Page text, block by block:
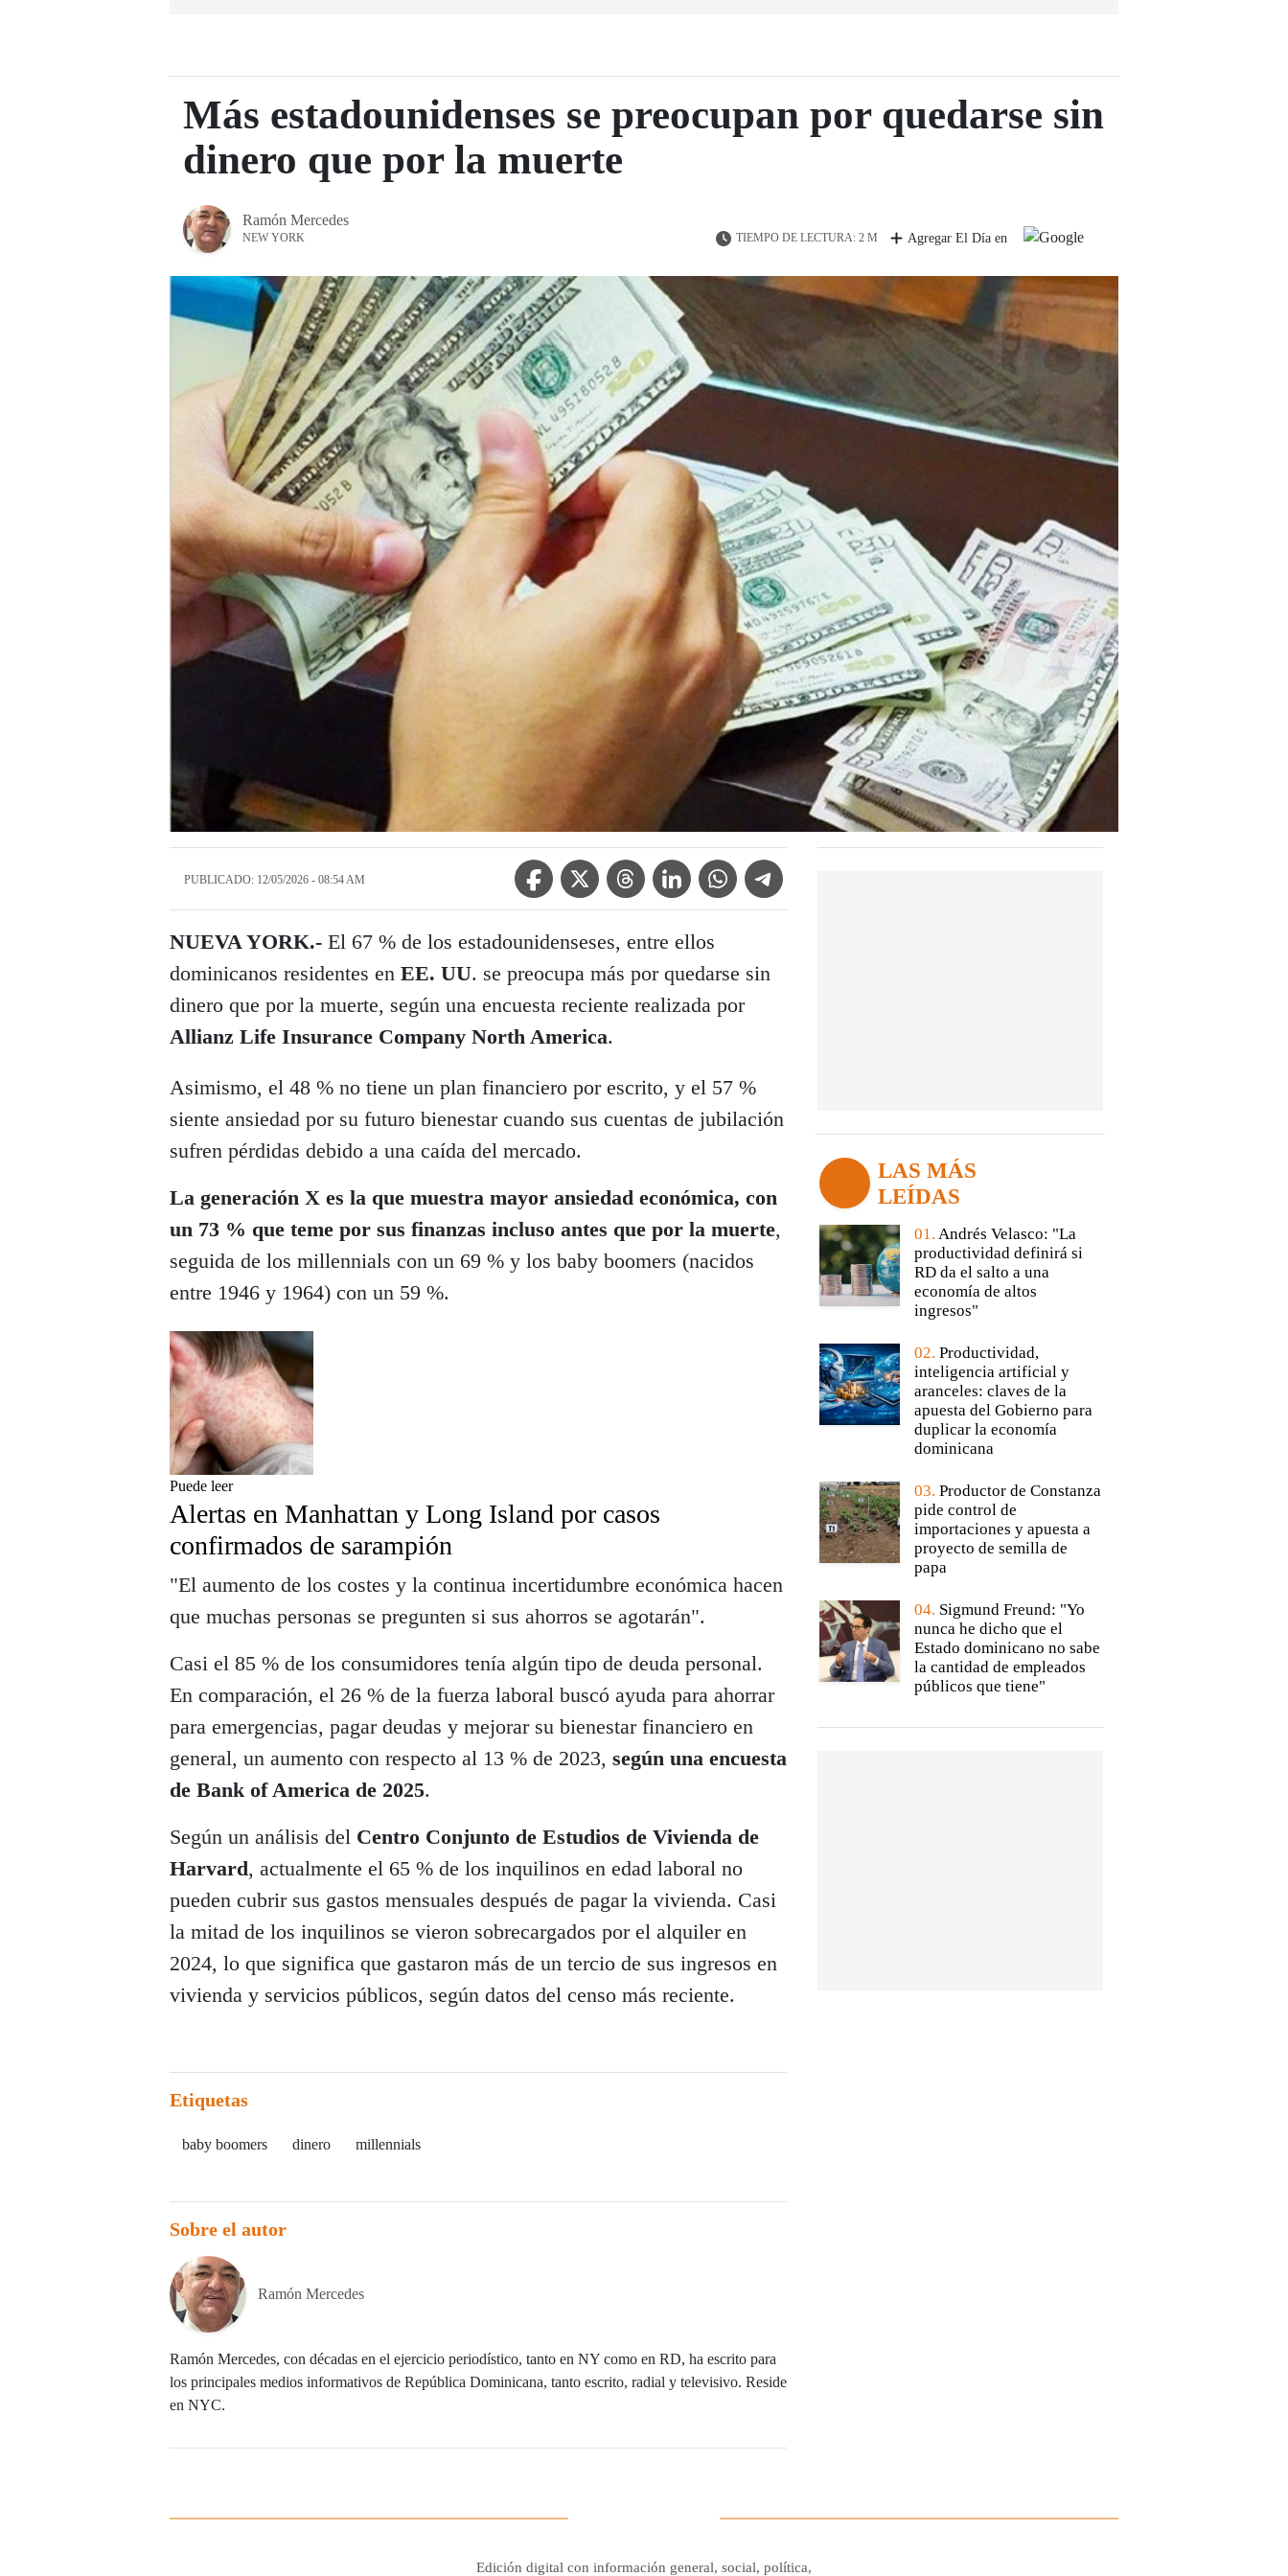
Más estadounidenses se preocupan por quedarse sin
dinero que por la muerte
Ramón Mercedes
NEW YORK TIEMPO DE LECTURA: 2 M Agregar El Día en
PUBLICADO: 12/05/2026 - 08:54 AM
Facebook IconTwitter IconThreads IconLinkedin IconWhatsApp IconTelegram Icon
NUEVA YORK.- El 67 % de los estadounidenseses, entre ellos
dominicanos residentes en EE. UU. se preocupa más por quedarse sin
dinero que por la muerte, según una encuesta reciente realizada por
Allianz Life Insurance Company North America.
Asimismo, el 48 % no tiene un plan financiero por escrito, y el 57 %
siente ansiedad por su futuro bienestar cuando sus cuentas de jubilación
sufren pérdidas debido a una caída del mercado.
La generación X es la que muestra mayor ansiedad económica, con
un 73 % que teme por sus finanzas incluso antes que por la muerte,
seguida de los millennials con un 69 % y los baby boomers (nacidos
entre 1946 y 1964) con un 59 %.
Puede leer
Alertas en Manhattan y Long Island por casos
confirmados de sarampión
"El aumento de los costes y la continua incertidumbre económica hacen
que muchas personas se pregunten si sus ahorros se agotarán".
Casi el 85 % de los consumidores tenía algún tipo de deuda personal.
En comparación, el 26 % de la fuerza laboral buscó ayuda para ahorrar
para emergencias, pagar deudas y mejorar su bienestar financiero en
general, un aumento con respecto al 13 % de 2023, según una encuesta
de Bank of America de 2025.
Según un análisis del Centro Conjunto de Estudios de Vivienda de
Harvard, actualmente el 65 % de los inquilinos en edad laboral no
pueden cubrir sus gastos mensuales después de pagar la vivienda. Casi
la mitad de los inquilinos se vieron sobrecargados por el alquiler en
2024, lo que significa que gastaron más de un tercio de sus ingresos en
vivienda y servicios públicos, según datos del censo más reciente.
Etiquetas
baby boomers dinero millennials
Sobre el autor
Ramón Mercedes
Ramón Mercedes, con décadas en el ejercicio periodístico, tanto en NY como en RD, ha escrito para
los principales medios informativos de República Dominicana, tanto escrito, radial y televisivo. Reside
en NYC.
LAS MÁS
LEÍDAS
01. Andrés Velasco: "La
productividad definirá si
RD da el salto a una
economía de altos
ingresos"
02. Productividad,
inteligencia artificial y
aranceles: claves de la
apuesta del Gobierno para
duplicar la economía
dominicana
03. Productor de Constanza
pide control de
importaciones y apuesta a
proyecto de semilla de
papa
04. Sigmund Freund: "Yo
nunca he dicho que el
Estado dominicano no sabe
la cantidad de empleados
públicos que tiene"
Edición digital con información general, social, política,